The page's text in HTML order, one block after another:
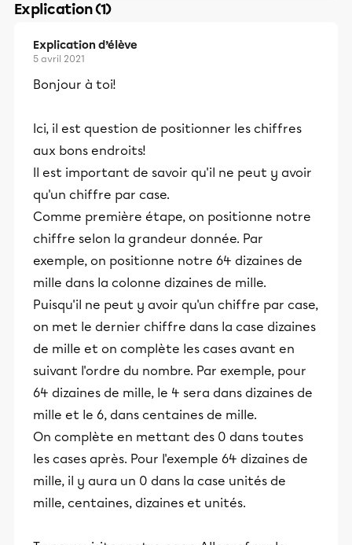
Explication (1)
Explication d’élève
5 avril 2021
Bonjour à toi!
Ici, il est question de positionner les chiffres
aux bons endroits!
Il est important de savoir qu'il ne peut y avoir
qu'un chiffre par case.
Comme première étape, on positionne notre
chiffre selon la grandeur donnée. Par
exemple, on positionne notre 64 dizaines de
mille dans la colonne dizaines de mille.
Puisqu'il ne peut y avoir qu'un chiffre par case,
on met le dernier chiffre dans la case dizaines
de mille et on complète les cases avant en
suivant l'ordre du nombre. Par exemple, pour
64 dizaines de mille, le 4 sera dans dizaines de
mille et le 6, dans centaines de mille.
On complète en mettant des 0 dans toutes
les cases après. Pour l'exemple 64 dizaines de
mille, il y aura un 0 dans la case unités de
mille, centaines, dizaines et unités.